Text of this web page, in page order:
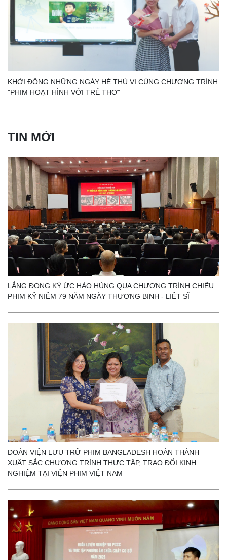
KHỞI ĐỘNG NHỮNG NGÀY HÈ THÚ VỊ CÙNG CHƯƠNG TRÌNH
"PHIM HOẠT HÌNH VỚI TRẺ THƠ"
TIN MỚI
LẮNG ĐỌNG KÝ ỨC HÀO HÙNG QUA CHƯƠNG TRÌNH CHIẾU
PHIM KỶ NIỆM 79 NĂM NGÀY THƯƠNG BINH - LIỆT SĨ
ĐOÀN VIỆN LƯU TRỮ PHIM BANGLADESH HOÀN THÀNH
XUẤT SẮC CHƯƠNG TRÌNH THỰC TẬP, TRAO ĐỔI KINH
NGHIỆM TẠI VIỆN PHIM VIỆT NAM